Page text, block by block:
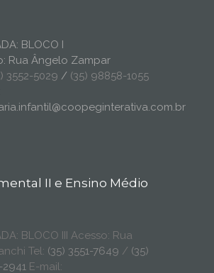
BLOCO I
Rua Ângelo Zampar
3552-5029 / (35) 98858-1055
II e Ensino Médio
BLOCO III Acesso: Rua
Tel: (35) 3551-7649 / (35)
E-mail: